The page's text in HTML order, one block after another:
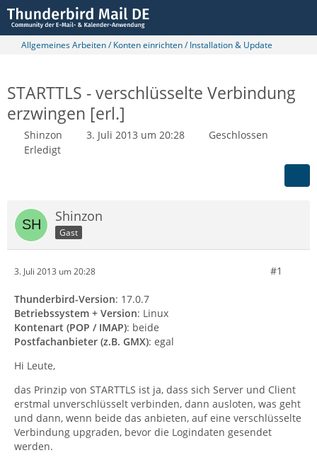
Allgemeines Arbeiten / Konten einrichten / Installation & Update
STARTTLS - verschlüsselte Verbindung
erzwingen [erl.]
Shinzon 3. Juli 2013 um 20:28
Geschlossen
Erledigt
Shinzon
Gast
3. Juli 2013 um 20:28 #1
Thunderbird-Version: 17.0.7
Betriebssystem + Version: Linux
Kontenart (POP / IMAP): beide
Postfachanbieter (z.B. GMX): egal
Hi Leute,
das Prinzip von STARTTLS ist ja, dass sich Server und Client
erstmal unverschlüsselt verbinden, dann ausloten, was geht
und dann, wenn beide das anbieten, auf eine verschlüsselte
Verbindung upgraden, bevor die Logindaten gesendet
werden.